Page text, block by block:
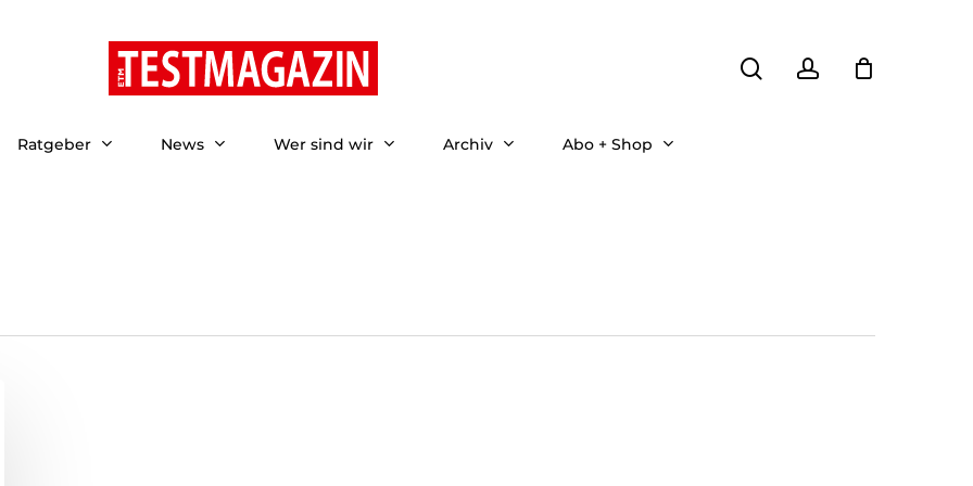
Ratgeber News Wer sind wir Archiv Abo + Shop